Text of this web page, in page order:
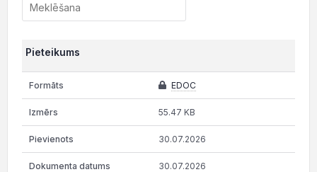
Pieteikums
EDOC
55.47 KB
30.07.2026
30.07.2026